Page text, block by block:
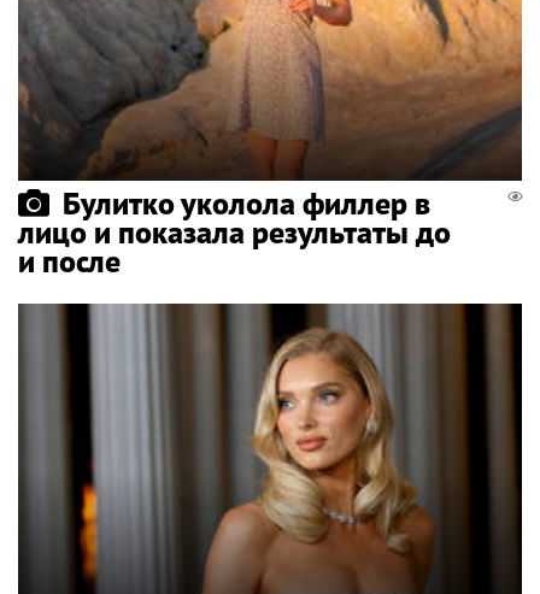
Булитко уколола филлер в
лицо и показала результаты до
и после